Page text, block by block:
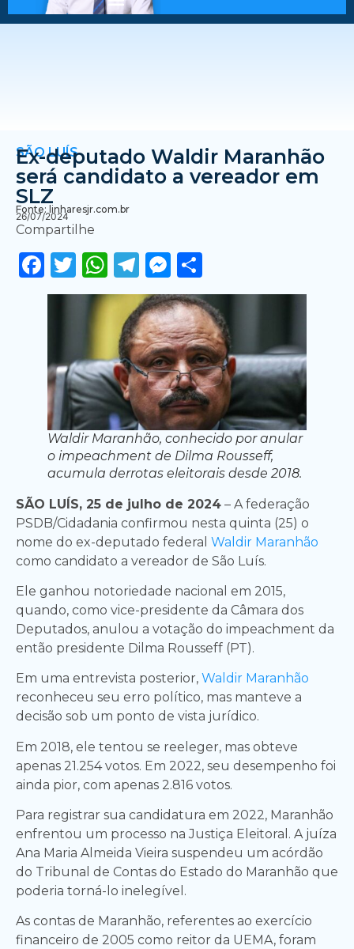
SÃO LUÍS
Ex-deputado Waldir Maranhão
será candidato a vereador em
SLZ
Fonte: linharesjr.com.br
26/07/2024
Compartilhe
Facebook
Twitter
WhatsApp
Telegram
Messenger
Waldir Maranhão, conhecido por anular
o impeachment de Dilma Rousseff,
acumula derrotas eleitorais desde 2018.
SÃO LUÍS, 25 de julho de 2024 – A federação
PSDB/Cidadania confirmou nesta quinta (25) o
nome do ex-deputado federal Waldir Maranhão
como candidato a vereador de São Luís.
Ele ganhou notoriedade nacional em 2015,
quando, como vice-presidente da Câmara dos
Deputados, anulou a votação do impeachment da
então presidente Dilma Rousseff (PT).
Em uma entrevista posterior, Waldir Maranhão
reconheceu seu erro político, mas manteve a
decisão sob um ponto de vista jurídico.
Em 2018, ele tentou se reeleger, mas obteve
apenas 21.254 votos. Em 2022, seu desempenho foi
ainda pior, com apenas 2.816 votos.
Para registrar sua candidatura em 2022, Maranhão
enfrentou um processo na Justiça Eleitoral. A juíza
Ana Maria Almeida Vieira suspendeu um acórdão
do Tribunal de Contas do Estado do Maranhão que
poderia torná-lo inelegível.
As contas de Maranhão, referentes ao exercício
financeiro de 2005 como reitor da UEMA, foram